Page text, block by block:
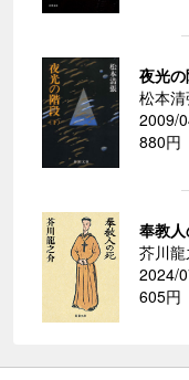
夜光の
松本
2009/
880円
奉教人
芥川
2024/
605円